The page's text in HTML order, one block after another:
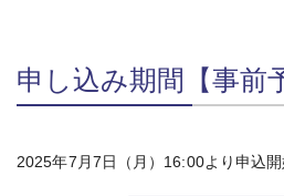
申し込み期間【事前
2025年7月7日（月）16:00より申込開